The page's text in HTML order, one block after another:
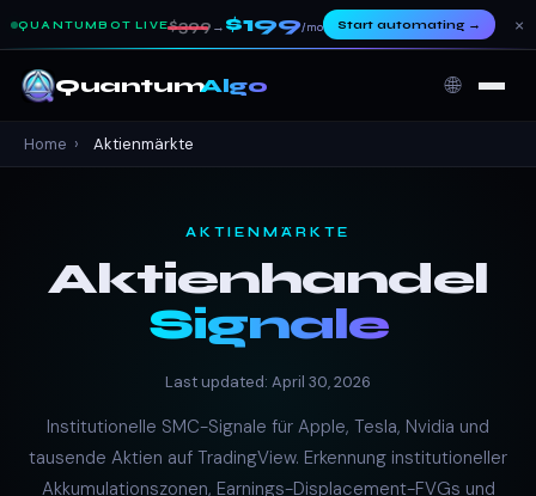
QUANTUMBOT LIVE$399 → $199/mo Start automating→ ×
QuantumAlgo 🌐
Home › Aktienmärkte
AKTIENMÄRKTE
Aktienhandel
Signale
Last updated: April 30, 2026
Institutionelle SMC-Signale für Apple, Tesla, Nvidia und
tausende Aktien auf TradingView. Erkennung institutioneller
Akkumulationszonen, Earnings-Displacement-FVGs und